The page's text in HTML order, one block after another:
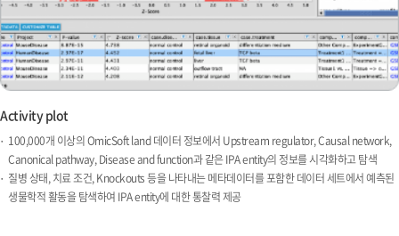
Activity plot
100,000개 이상의 OmicSoft land 데이터 정보에서 Upstream regulator, Causal network,
Canonical pathway, Disease and function과 같은 IPA entity의 정보를 시각화하고 탐색
질병 상태, 치료 조건, Knockouts 등을 나타내는 메타데이터를 포함한 데이터 세트에서 예측된
생물학적 활동을 탐색하여 IPA entity에 대한 통찰력 제공